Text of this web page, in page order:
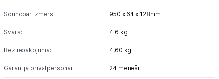
Soundbar izmērs: 950 x 64 x 128mm
Svars: 4.6 kg
Bez iepakojuma: 4,60 kg
Garantija privātpersonai: 24 mēneši